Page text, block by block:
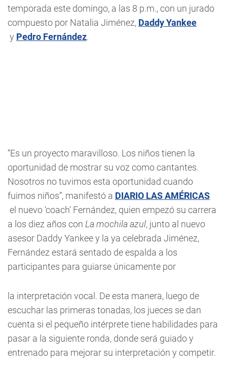
temporada este domingo, a las 8 p.m., con un jurado
compuesto por Natalia Jiménez, Daddy Yankee
y Pedro Fernández.
“Es un proyecto maravilloso. Los niños tienen la
oportunidad de mostrar su voz como cantantes.
Nosotros no tuvimos esta oportunidad cuando
fuimos niños”, manifestó a DIARIO LAS AMÉRICAS
el nuevo ‘coach’ Fernández, quien empezó su carrera
a los diez años con La mochila azul, junto al nuevo
asesor Daddy Yankee y la ya celebrada Jiménez,
Fernández estará sentado de espalda a los
participantes para guiarse únicamente por
la interpretación vocal. De esta manera, luego de
escuchar las primeras tonadas, los jueces se dan
cuenta si el pequeño intérprete tiene habilidades para
pasar a la siguiente ronda, donde será guiado y
entrenado para mejorar su interpretación y competir.